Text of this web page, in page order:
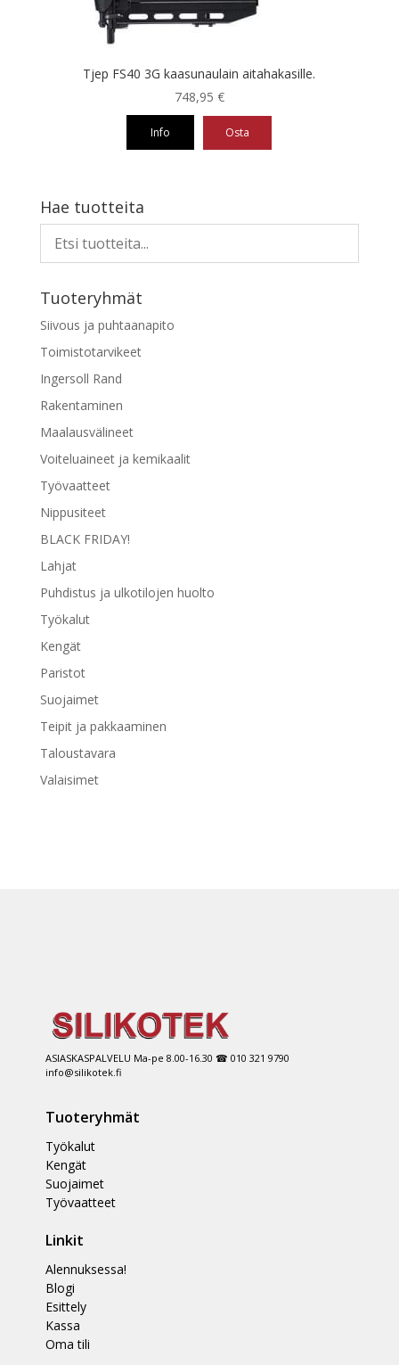
Tjep FS40 3G kaasunaulain aitahakasille.
748,95 €
Info Osta
Hae tuotteita
Tuoteryhmät
Siivous ja puhtaanapito
Toimistotarvikeet
Ingersoll Rand
Rakentaminen
Maalausvälineet
Voiteluaineet ja kemikaalit
Työvaatteet
Nippusiteet
BLACK FRIDAY!
Lahjat
Puhdistus ja ulkotilojen huolto
Työkalut
Kengät
Paristot
Suojaimet
Teipit ja pakkaaminen
Taloustavara
Valaisimet
ASIASKASPALVELU Ma-pe 8.00-16.30 ☎ 010 321 9790
info@silikotek.fi
Tuoteryhmät
Työkalut
Kengät
Suojaimet
Työvaatteet
Linkit
Alennuksessa!
Blogi
Esittely
Kassa
Oma tili